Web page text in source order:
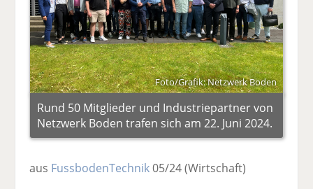
Foto/Grafik: Netzwerk Boden
Rund 50 Mitglieder und Industriepartner von
Netzwerk Boden trafen sich am 22. Juni 2024.
aus FussbodenTechnik05/24(Wirtschaft)